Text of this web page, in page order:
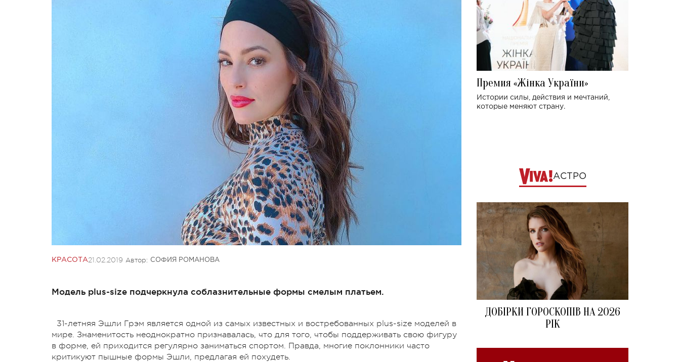
КРАСОТА21.02.2019 Автор: СОФИЯ РОМАНОВА
Модель plus-size подчеркнула соблазнительные формы смелым платьем.
31-летняя Эшли Грэм является одной из самых известных и востребованных plus-size моделей в
мире. Знаменитость неоднократно признавалась, что для того, чтобы поддерживать свою фигуру
в форме, ей приходится регулярно заниматься спортом. Правда, многие поклонники часто
критикуют пышные формы Эшли, предлагая ей похудеть.
Премия «Жінка України»
Истории силы, действия и мечтаний,
которые меняют страну.
АСТРО
ДОБІРКИ ГОРОСКОПІВ НА 2026
РІК